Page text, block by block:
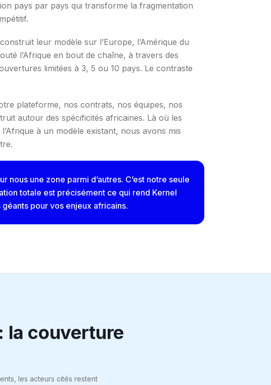
pays par pays qui transforme la fragmentation
leur modèle sur l’Europe, l’Amérique du
l’Afrique en bout de chaîne, à travers des
limitées à 3, 5 ou 10 pays. Le contraste
plateforme, nos contrats, nos équipes, nos
autour des spécificités africaines. Là où les
à un modèle existant, nous avons mis
nous une zone parmi d’autres. C’est notre seule
totale est précisément ce qui rend Kernel
pour vos enjeux africains.
la couverture
les acteurs cités restent